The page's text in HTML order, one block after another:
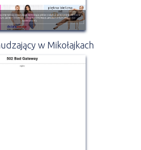
w Mikołajkach